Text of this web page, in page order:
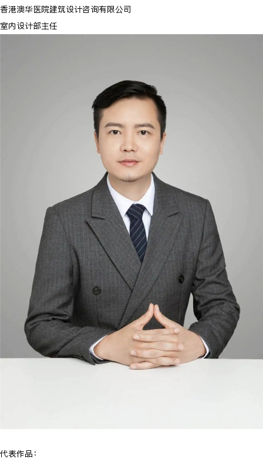
香港澳华医院建筑设计咨询有限公司
室内设计部主任
代表作品：